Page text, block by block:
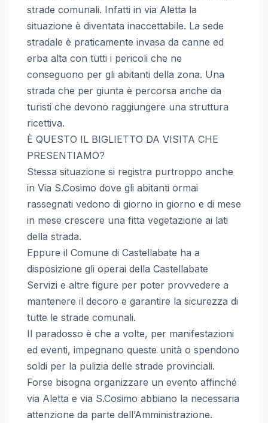
strade comunali. Infatti in via Aletta la
situazione è diventata inaccettabile. La sede
stradale è praticamente invasa da canne ed
erba alta con tutti i pericoli che ne
conseguono per gli abitanti della zona. Una
strada che per giunta è percorsa anche da
turisti che devono raggiungere una struttura
ricettiva.
È QUESTO IL BIGLIETTO DA VISITA CHE
PRESENTIAMO?
Stessa situazione si registra purtroppo anche
in Via S.Cosimo dove gli abitanti ormai
rassegnati vedono di giorno in giorno e di mese
in mese crescere una fitta vegetazione ai lati
della strada.
Eppure il Comune di Castellabate ha a
disposizione gli operai della Castellabate
Servizi e altre figure per poter provvedere a
mantenere il decoro e garantire la sicurezza di
tutte le strade comunali.
Il paradosso è che a volte, per manifestazioni
ed eventi, impegnano queste unità o spendono
soldi per la pulizia delle strade provinciali.
Forse bisogna organizzare un evento affinché
via Aletta e via S.Cosimo abbiano la necessaria
attenzione da parte dell’Amministrazione.